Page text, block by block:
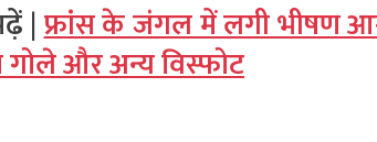
|फ्रांस के जंगल में लगी भीषण
गोले और अन्य विस्फोट